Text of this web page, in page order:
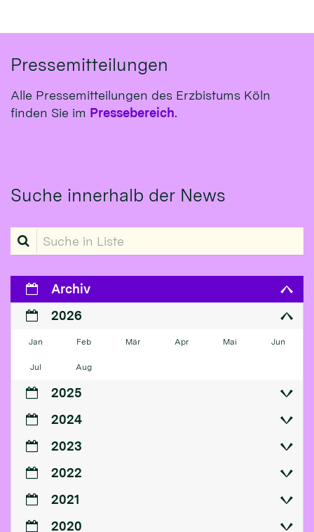
Pressemitteilungen
Alle Pressemitteilungen des Erzbistums Köln
finden Sie im Pressebereich.
Suche innerhalb der News
Suche in Liste
Archiv
2026
Jan Feb Mär Apr Mai Jun
Jul Aug
2025
2024
2023
2022
2021
2020